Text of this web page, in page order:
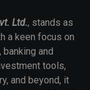
Ltd., stands as
a keen focus on
and
tools,
and beyond, it